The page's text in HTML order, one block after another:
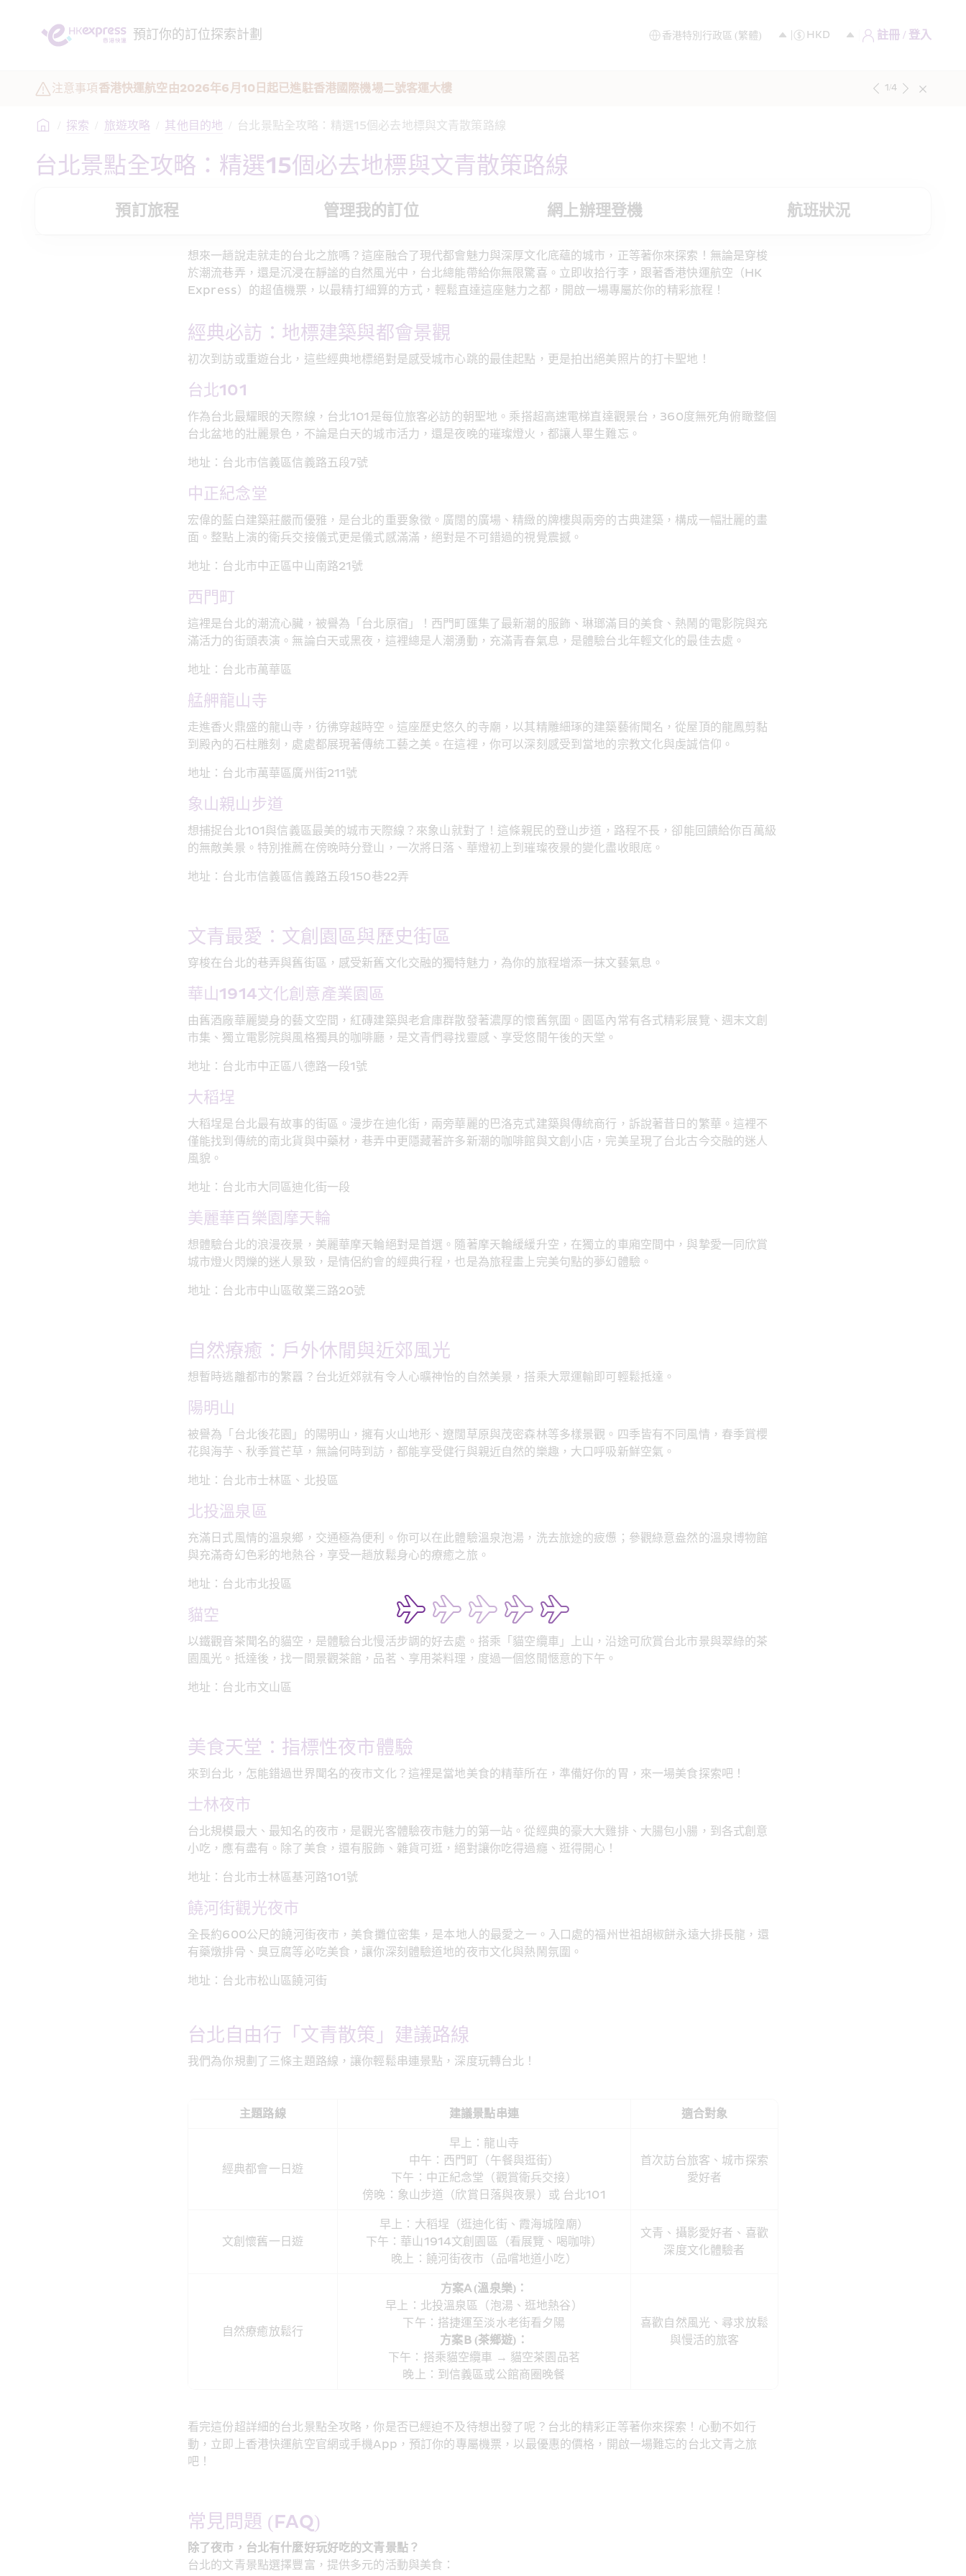
預訂你的訂位探索計劃 註冊 / 登入
注意事項香港快運航空由2026年6月10日起已進駐香港國際機場二號客運大樓 1/4
/ 探索 / 旅遊攻略 / 其他目的地 / 台北景點全攻略：精選15個必去地標與文青散策路線
台北景點全攻略：精選15個必去地標與文青散策路線
預訂旅程 管理我的訂位 網上辦理登機 航班狀況
想來一趟說走就走的台北之旅嗎？這座融合了現代都會魅力與深厚文化底蘊的城市，正等著你來探索！無論是穿梭
於潮流巷弄，還是沉浸在靜謐的自然風光中，台北總能帶給你無限驚喜。立即收拾行李，跟著香港快運航空（HK
Express）的超值機票，以最精打細算的方式，輕鬆直達這座魅力之都，開啟一場專屬於你的精彩旅程！
經典必訪：地標建築與都會景觀
初次到訪或重遊台北，這些經典地標絕對是感受城市心跳的最佳起點，更是拍出絕美照片的打卡聖地！
台北101
作為台北最耀眼的天際線，台北101是每位旅客必訪的朝聖地。乘搭超高速電梯直達觀景台，360度無死角俯瞰整個
台北盆地的壯麗景色，不論是白天的城市活力，還是夜晚的璀璨燈火，都讓人畢生難忘。
地址：台北市信義區信義路五段7號
中正紀念堂
宏偉的藍白建築莊嚴而優雅，是台北的重要象徵。廣闊的廣場、精緻的牌樓與兩旁的古典建築，構成一幅壯麗的畫
面。整點上演的衛兵交接儀式更是儀式感滿滿，絕對是不可錯過的視覺震撼。
地址：台北市中正區中山南路21號
西門町
這裡是台北的潮流心臟，被譽為「台北原宿」！西門町匯集了最新潮的服飾、琳瑯滿目的美食、熱鬧的電影院與充
滿活力的街頭表演。無論白天或黑夜，這裡總是人潮湧動，充滿青春氣息，是體驗台北年輕文化的最佳去處。
地址：台北市萬華區
艋舺龍山寺
走進香火鼎盛的龍山寺，彷彿穿越時空。這座歷史悠久的寺廟，以其精雕細琢的建築藝術聞名，從屋頂的龍鳳剪黏
到殿內的石柱雕刻，處處都展現著傳統工藝之美。在這裡，你可以深刻感受到當地的宗教文化與虔誠信仰。
地址：台北市萬華區廣州街211號
象山親山步道
想捕捉台北101與信義區最美的城市天際線？來象山就對了！這條親民的登山步道，路程不長，卻能回饋給你百萬級
的無敵美景。特別推薦在傍晚時分登山，一次將日落、華燈初上到璀璨夜景的變化盡收眼底。
地址：台北市信義區信義路五段150巷22弄
文青最愛：文創園區與歷史街區
穿梭在台北的巷弄與舊街區，感受新舊文化交融的獨特魅力，為你的旅程增添一抹文藝氣息。
華山1914文化創意產業園區
由舊酒廠華麗變身的藝文空間，紅磚建築與老倉庫群散發著濃厚的懷舊氛圍。園區內常有各式精彩展覽、週末文創
市集、獨立電影院與風格獨具的咖啡廳，是文青們尋找靈感、享受悠閒午後的天堂。
地址：台北市中正區八德路一段1號
大稻埕
大稻埕是台北最有故事的街區。漫步在迪化街，兩旁華麗的巴洛克式建築與傳統商行，訴說著昔日的繁華。這裡不
僅能找到傳統的南北貨與中藥材，巷弄中更隱藏著許多新潮的咖啡館與文創小店，完美呈現了台北古今交融的迷人
風貌。
地址：台北市大同區迪化街一段
美麗華百樂園摩天輪
想體驗台北的浪漫夜景，美麗華摩天輪絕對是首選。隨著摩天輪緩緩升空，在獨立的車廂空間中，與摯愛一同欣賞
城市燈火閃爍的迷人景致，是情侶約會的經典行程，也是為旅程畫上完美句點的夢幻體驗。
地址：台北市中山區敬業三路20號
自然療癒：戶外休閒與近郊風光
想暫時逃離都市的繁囂？台北近郊就有令人心曠神怡的自然美景，搭乘大眾運輸即可輕鬆抵達。
陽明山
被譽為「台北後花園」的陽明山，擁有火山地形、遼闊草原與茂密森林等多樣景觀。四季皆有不同風情，春季賞櫻
花與海芋、秋季賞芒草，無論何時到訪，都能享受健行與親近自然的樂趣，大口呼吸新鮮空氣。
地址：台北市士林區、北投區
北投溫泉區
充滿日式風情的溫泉鄉，交通極為便利。你可以在此體驗溫泉泡湯，洗去旅途的疲憊；參觀綠意盎然的溫泉博物館
與充滿奇幻色彩的地熱谷，享受一趟放鬆身心的療癒之旅。
地址：台北市北投區
貓空
以鐵觀音茶聞名的貓空，是體驗台北慢活步調的好去處。搭乘「貓空纜車」上山，沿途可欣賞台北市景與翠綠的茶
園風光。抵達後，找一間景觀茶館，品茗、享用茶料理，度過一個悠閒愜意的下午。
地址：台北市文山區
美食天堂：指標性夜市體驗
來到台北，怎能錯過世界聞名的夜市文化？這裡是當地美食的精華所在，準備好你的胃，來一場美食探索吧！
士林夜市
台北規模最大、最知名的夜市，是觀光客體驗夜市魅力的第一站。從經典的豪大大雞排、大腸包小腸，到各式創意
小吃，應有盡有。除了美食，還有服飾、雜貨可逛，絕對讓你吃得過癮、逛得開心！
地址：台北市士林區基河路101號
饒河街觀光夜市
全長約600公尺的饒河街夜市，美食攤位密集，是本地人的最愛之一。入口處的福州世祖胡椒餅永遠大排長龍，還
有藥燉排骨、臭豆腐等必吃美食，讓你深刻體驗道地的夜市文化與熱鬧氛圍。
地址：台北市松山區饒河街
台北自由行「文青散策」建議路線
我們為你規劃了三條主題路線，讓你輕鬆串連景點，深度玩轉台北！
主題路線 建議景點串連 適合對象
經典都會一日遊
早上：龍山寺
中午：西門町（午餐與逛街）
下午：中正紀念堂（觀賞衛兵交接）
傍晚：象山步道（欣賞日落與夜景）或 台北101
首次訪台旅客、城市探索
愛好者
文創懷舊一日遊
早上：大稻埕（逛迪化街、霞海城隍廟）
下午：華山1914文創園區（看展覽、喝咖啡）
晚上：饒河街夜市（品嚐地道小吃）
文青、攝影愛好者、喜歡
深度文化體驗者
自然療癒放鬆行
方案A (溫泉樂)：
早上：北投溫泉區（泡湯、逛地熱谷）
下午：搭捷運至淡水老街看夕陽
方案B (茶鄉遊)：
下午：搭乘貓空纜車 → 貓空茶園品茗
晚上：到信義區或公館商圈晚餐
喜歡自然風光、尋求放鬆
與慢活的旅客
看完這份超詳細的台北景點全攻略，你是否已經迫不及待想出發了呢？台北的精彩正等著你來探索！心動不如行
動，立即上香港快運航空官網或手機App，預訂你的專屬機票，以最優惠的價格，開啟一場難忘的台北文青之旅
吧！
常見問題 (FAQ)
除了夜市，台北有什麼好玩好吃的文青景點？
台北的文青景點選擇豐富，提供多元的活動與美食：